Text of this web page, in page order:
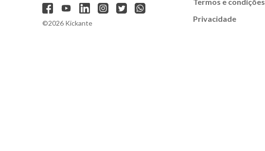
©2026 Kickante
Privacidade